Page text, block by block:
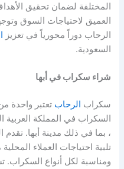
المختلفة لضمان تحقيق
العميق لاحتياجات السوق
الرحاب دوراً محورياً في تعزيز
السعودية.
شراء سكراب في أبها
سكراب الرحاب تعتبر واحدة
السكراب في المملكة
، بما في ذلك مدينة أبها.
تلبية احتياجات العملاء
ومناسبة لكل أنواع السكراب.